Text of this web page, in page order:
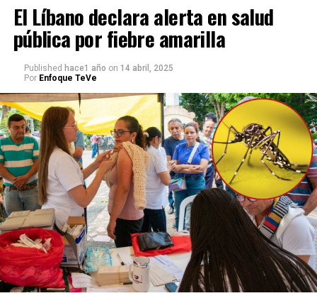
El Líbano declara alerta en salud
pública por fiebre amarilla
Published hace1 año on 14 abril, 2025
Por Enfoque TeVe